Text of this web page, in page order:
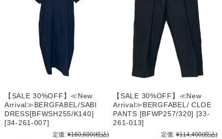
【SALE 30%OFF】≪New
Arrival≫BERGFABEL/SABI
DRESS[BFWSH255/K140]
[34-261-007]
定価: ¥160,600(税込)
【SALE 30%OFF】≪New
Arrival≫BERGFABEL/ CLOE
PANTS [BFWP257/320] [33-
261-013]
定価: ¥114,400(税込)